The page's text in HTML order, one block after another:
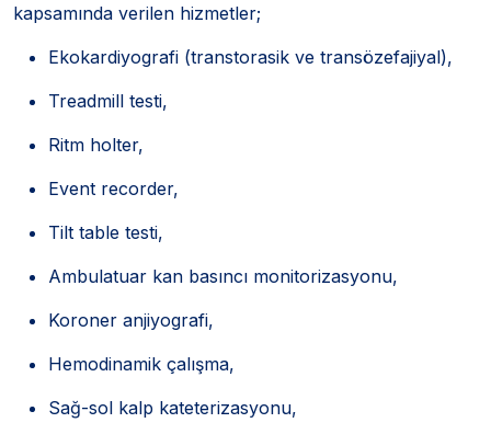
kapsamında verilen hizmetler;
Ekokardiyografi (transtorasik ve transözefajiyal),
Treadmill testi,
Ritm holter,
Event recorder,
Tilt table testi,
Ambulatuar kan basıncı monitorizasyonu,
Koroner anjiyografi,
Hemodinamik çalışma,
Sağ-sol kalp kateterizasyonu,